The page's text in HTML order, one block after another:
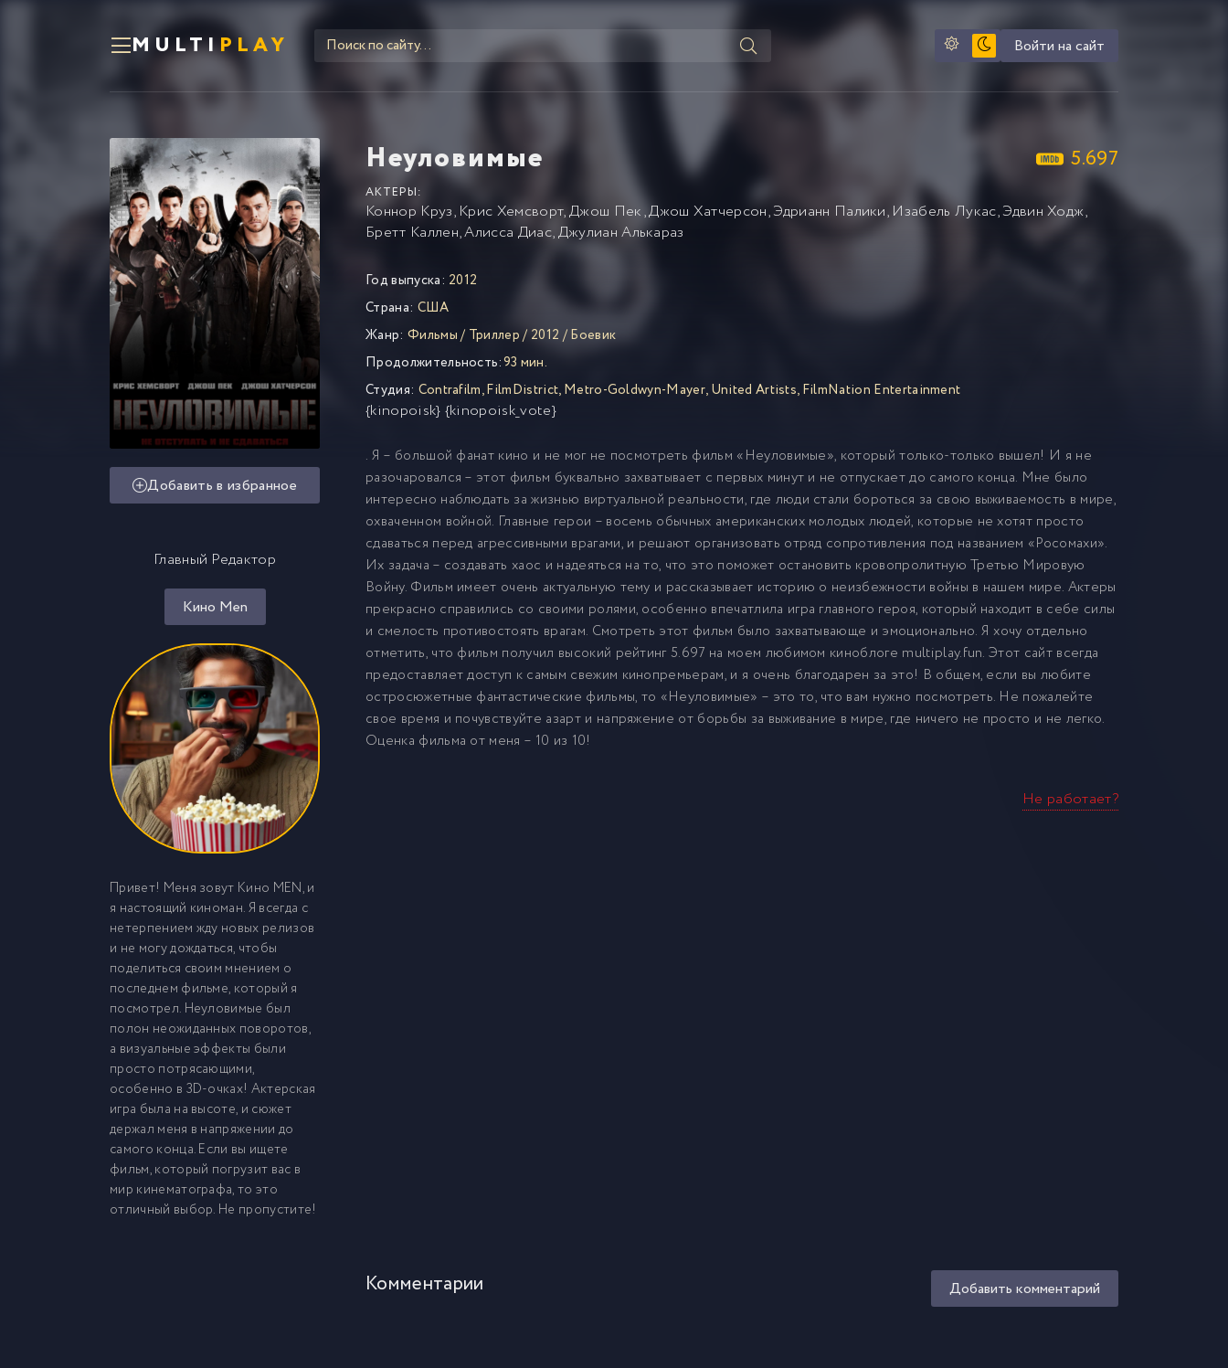
MULTIPLAY Войти на сайт
Неуловимые 5.697
АКТЕРЫ:
Коннор Круз, Крис Хемсворт,Джош Пек,Джош Хатчерсон,Эдрианн Палики, Изабель Лукас,Эдвин Ходж,
Бретт Каллен,Алисса Диас,Джулиан Алькараз
Добавить в избранное
Главный Редактор
Кино Men
Привет! Меня зовут Кино MEN, и
я настоящий киноман. Я всегда с
нетерпением жду новых релизов
и не могу дождаться, чтобы
поделиться своим мнением о
последнем фильме, который я
посмотрел. Неуловимые был
полон неожиданных поворотов,
а визуальные эффекты были
просто потрясающими,
особенно в 3D-очках! Актерская
игра была на высоте, и сюжет
держал меня в напряжении до
самого конца. Если вы ищете
фильм, который погрузит вас в
мир кинематографа, то это
отличный выбор. Не пропустите!
Год выпуска: 2012
Страна: США
Жанр: Фильмы/ Триллер/2012 /Боевик
Продолжительность:93 мин.
Студия: Contrafilm,FilmDistrict,Metro-Goldwyn-Mayer,United Artists,FilmNation Entertainment
{kinopoisk} {kinopoisk_vote}
. Я – большой фанат кино и не мог не посмотреть фильм «Неуловимые», который только-только вышел! И я не
разочаровался – этот фильм буквально захватывает с первых минут и не отпускает до самого конца. Мне было
интересно наблюдать за жизнью виртуальной реальности, где люди стали бороться за свою выживаемость в мире,
охваченном войной. Главные герои – восемь обычных американских молодых людей, которые не хотят просто
сдаваться перед агрессивными врагами, и решают организовать отряд сопротивления под названием «Росомахи».
Их задача – создавать хаос и надеяться на то, что это поможет остановить кровопролитную Третью Мировую
Войну. Фильм имеет очень актуальную тему и рассказывает историю о неизбежности войны в нашем мире. Актеры
прекрасно справились со своими ролями, особенно впечатлила игра главного героя, который находит в себе силы
и смелость противостоять врагам. Смотреть этот фильм было захватывающе и эмоционально. Я хочу отдельно
отметить, что фильм получил высокий рейтинг 5.697 на моем любимом киноблоге multiplay.fun. Этот сайт всегда
предоставляет доступ к самым свежим кинопремьерам, и я очень благодарен за это! В общем, если вы любите
остросюжетные фантастические фильмы, то «Неуловимые» – это то, что вам нужно посмотреть. Не пожалейте
свое время и почувствуйте азарт и напряжение от борьбы за выживание в мире, где ничего не просто и не легко.
Оценка фильма от меня – 10 из 10!
Не работает?
Комментарии Добавить комментарий